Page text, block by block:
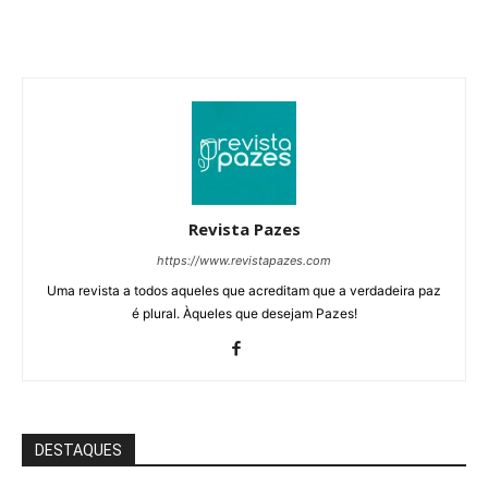
Revista Pazes
https://www.revistapazes.com
Uma revista a todos aqueles que acreditam que a verdadeira paz
é plural. Àqueles que desejam Pazes!
DESTAQUES